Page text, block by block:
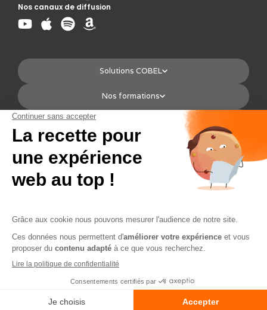
Nos canaux de diffusion
Solutions COBEL
Nos formations
Contact
02 55 99 47 42
contact@cobel.fr
Nous contacter
Licences
Engagement Déontologique et RSE
Politique de confidentialité
Mentions légales Plan du site